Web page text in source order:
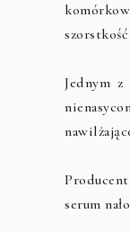
Jednym
serum